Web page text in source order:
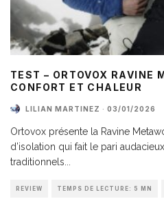
TEST – ORTOVOX RAVINE
CONFORT ET CHALEUR
LILIAN MARTINEZ · 03/01/2026
Ortovox présente la Ravine
d’isolation qui fait le pari
traditionnels...
REVIEW TEMPS DE LECTURE: 5 MN